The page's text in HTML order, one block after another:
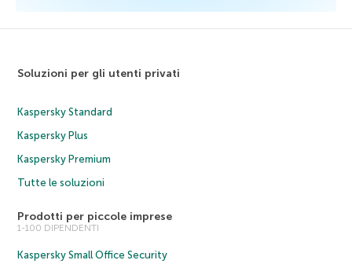
Soluzioni per gli utenti privati
Kaspersky Standard
Kaspersky Plus
Kaspersky Premium
Tutte le soluzioni
Prodotti per piccole imprese
1-100 DIPENDENTI
Kaspersky Small Office Security